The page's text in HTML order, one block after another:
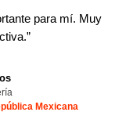
para mí. Muy
”
Mexicana